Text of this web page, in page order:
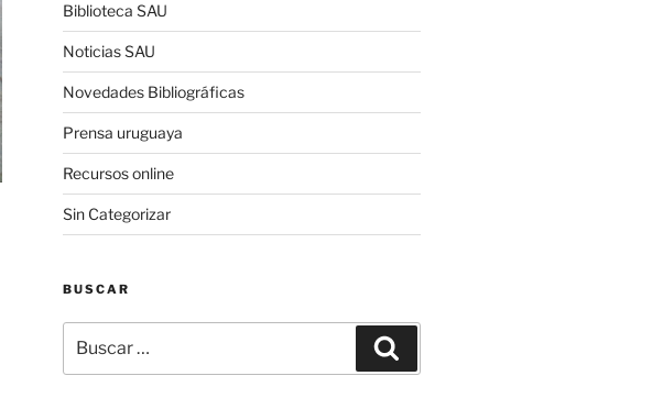
Biblioteca SAU
Noticias SAU
Novedades Bibliográficas
Prensa uruguaya
Recursos online
Sin Categorizar
BUSCAR
por: